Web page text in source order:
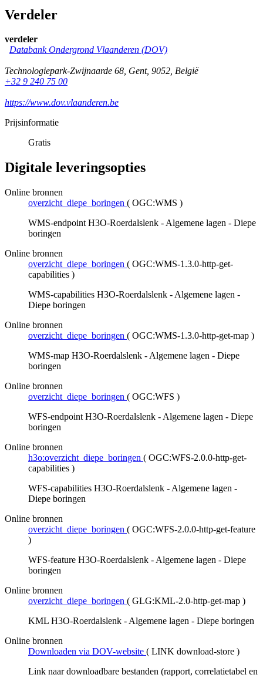
Verdeler
verdeler
Databank Ondergrond Vlaanderen (DOV)
Technologiepark-Zwijnaarde 68, Gent, 9052, België
+32 9 240 75 00
https://www.dov.vlaanderen.be
Prijsinformatie
Gratis
Digitale leveringsopties
Online bronnen
overzicht_diepe_boringen ( OGC:WMS )
WMS-endpoint H3O-Roerdalslenk - Algemene lagen - Diepe
boringen
Online bronnen
overzicht_diepe_boringen ( OGC:WMS-1.3.0-http-get-
capabilities )
WMS-capabilities H3O-Roerdalslenk - Algemene lagen -
Diepe boringen
Online bronnen
overzicht_diepe_boringen ( OGC:WMS-1.3.0-http-get-map )
WMS-map H3O-Roerdalslenk - Algemene lagen - Diepe
boringen
Online bronnen
overzicht_diepe_boringen ( OGC:WFS )
WFS-endpoint H3O-Roerdalslenk - Algemene lagen - Diepe
boringen
Online bronnen
h3o:overzicht_diepe_boringen ( OGC:WFS-2.0.0-http-get-
capabilities )
WFS-capabilities H3O-Roerdalslenk - Algemene lagen -
Diepe boringen
Online bronnen
overzicht_diepe_boringen ( OGC:WFS-2.0.0-http-get-feature
)
WFS-feature H3O-Roerdalslenk - Algemene lagen - Diepe
boringen
Online bronnen
overzicht_diepe_boringen ( GLG:KML-2.0-http-get-map )
KML H3O-Roerdalslenk - Algemene lagen - Diepe boringen
Online bronnen
Downloaden via DOV-website ( LINK download-store )
Link naar downloadbare bestanden (rapport, correlatietabel en